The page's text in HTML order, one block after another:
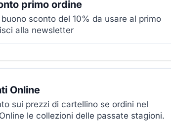
primo ordine
sconto del 10% da usare al primo
alla newsletter
Online
sui prezzi di cartellino se ordini nel
le collezioni delle passate stagioni.